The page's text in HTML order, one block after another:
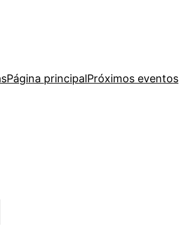
Página principalPróximos eventos